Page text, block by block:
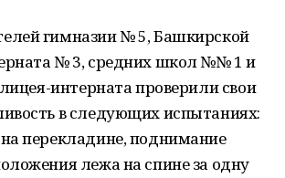
гимназии № 5, Башкирской
№ 3, средних школ №№ 1 и
интерната проверили свои
в следующих испытаниях:
перекладине, поднимание
лежа на спине за одну